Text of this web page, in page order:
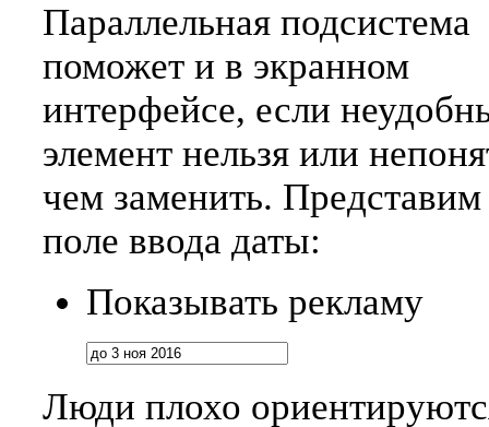
Параллельная подсистема
поможет и в экранном
интерфейсе, если
элемент нельзя или
чем заменить. Представим
поле ввода даты:
Показывать рекламу
Люди плохо